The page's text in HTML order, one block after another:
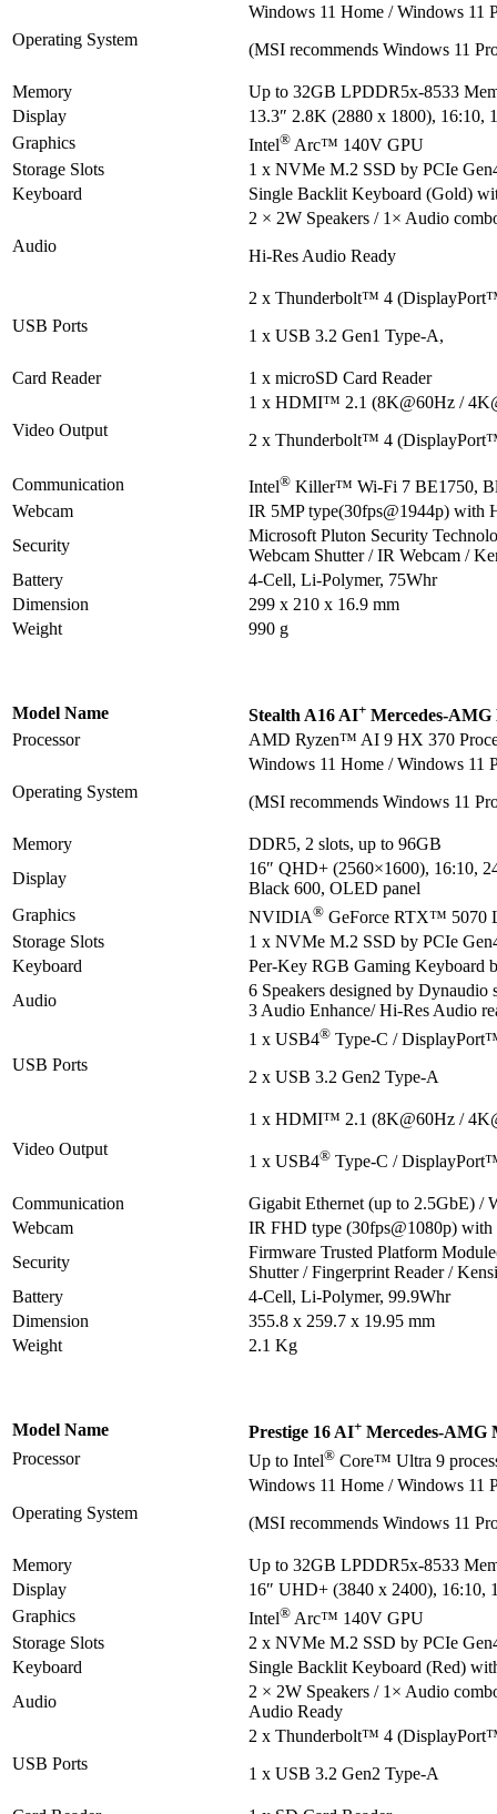
Operating System
Windows 11 Home / Windows 11
(MSI recommends Windows 11
Memory
Up to 32GB LPDDR5x-8533
Display
13.3″ 2.8K (2880 x 1800),
Graphics
Intel® Arc™ 140V GPU
Storage Slots
1 x NVMe M.2 SSD by PCIe
Keyboard
Single Backlit Keyboard (Gold)
Audio
2 × 2W Speakers / 1× Audio
Hi-Res Audio Ready
USB Ports
2 x Thunderbolt™ 4
1 x USB 3.2 Gen1 Type-A,
Card Reader 1 x microSD Card Reader
Video Output
1 x HDMI™ 2.1 (8K@60Hz /
2 x Thunderbolt™ 4
Communication Intel® Killer™ Wi-Fi 7 BE1750,
Webcam
IR 5MP type(30fps@1944p)
Security
Microsoft Pluton Security
Webcam Shutter / IR Webcam /
Battery
4-Cell, Li-Polymer, 75Whr
Dimension
299 x 210 x 16.9 mm
Weight
990 g
Model Name Stealth A16 AI+ Mercedes-
Processor
AMD Ryzen™ AI 9 HX 370
Operating System
Windows 11 Home / Windows 11
(MSI recommends Windows 11
Memory
DDR5, 2 slots, up to 96GB
Display
16″ QHD+ (2560×1600), 16:10,
Black 600, OLED panel
Graphics
NVIDIA® GeForce RTX™ 5070
Storage Slots
1 x NVMe M.2 SSD by PCIe
Keyboard
Per-Key RGB Gaming Keyboard
Audio
6 Speakers designed by
3 Audio Enhance/ Hi-Res Audio
USB Ports
1 x USB4® Type-C /
2 x USB 3.2 Gen2 Type-A
Video Output
1 x HDMI™ 2.1 (8K@60Hz /
1 x USB4® Type-C /
Communication
Gigabit Ethernet (up to 2.5GbE) /
Webcam
IR FHD type (30fps@1080p)
Security
Firmware Trusted Platform
Shutter / Fingerprint Reader /
Battery
4-Cell, Li-Polymer, 99.9Whr
Dimension
355.8 x 259.7 x 19.95 mm
Weight
2.1 Kg
Model Name Prestige 16 AI+ Mercedes-AMG
Processor
Up to Intel® Core™ Ultra 9
Operating System
Windows 11 Home / Windows 11
(MSI recommends Windows 11
Memory
Up to 32GB LPDDR5x-8533
Display
16″ UHD+ (3840 x 2400),
Graphics
Intel® Arc™ 140V GPU
Storage Slots
2 x NVMe M.2 SSD by PCIe
Keyboard
Single Backlit Keyboard (Red)
Audio
2 × 2W Speakers / 1× Audio
Audio Ready
USB Ports
2 x Thunderbolt™ 4
1 x USB 3.2 Gen2 Type-A